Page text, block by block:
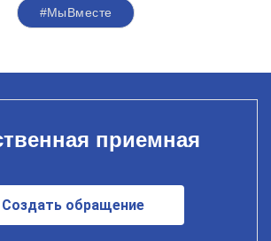
#‎МыВместе‬
приемная
Создать обращение